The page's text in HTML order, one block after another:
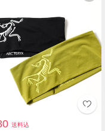
送料込